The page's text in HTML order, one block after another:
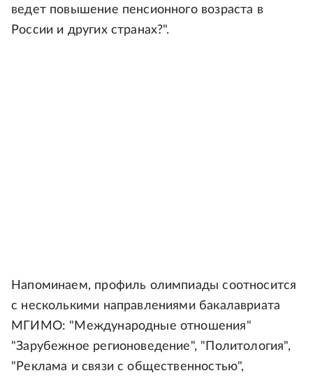
ведет повышение пенсионного возраста в
России и других странах?".
Напоминаем, профиль олимпиады соотносится
с несколькими направлениями бакалавриата
МГИМО: "Международные отношения"
"Зарубежное регионоведение", "Политология",
"Реклама и связи с общественностью",